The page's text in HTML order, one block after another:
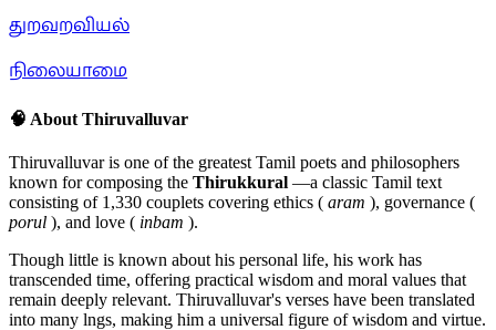
துறவறவியல்
நிலையாமை
🧠 About Thiruvalluvar
Thiruvalluvar is one of the greatest Tamil poets and philosophers
known for composing the Thirukkural —a classic Tamil text
consisting of 1,330 couplets covering ethics ( aram ), governance (
porul ), and love ( inbam ).
Though little is known about his personal life, his work has
transcended time, offering practical wisdom and moral values that
remain deeply relevant. Thiruvalluvar's verses have been translated
into many lngs, making him a universal figure of wisdom and virtue.